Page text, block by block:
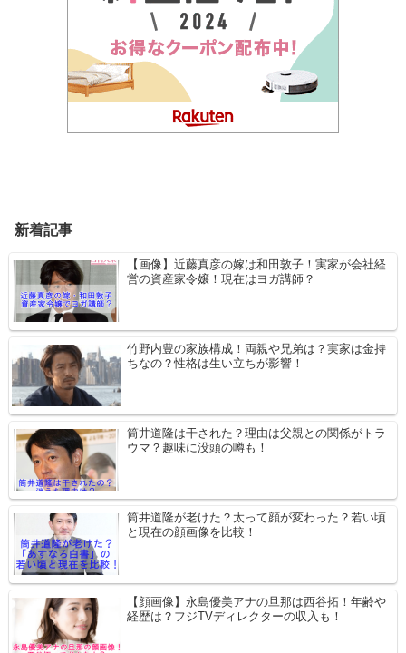
新着記事
【画像】近藤真彦の嫁は和田敦子！実家が会社経
営の資産家令嬢！現在はヨガ講師？
竹野内豊の家族構成！両親や兄弟は？実家は金持
ちなの？性格は生い立ちが影響！
筒井道隆は干された？理由は父親との関係がトラ
ウマ？趣味に没頭の噂も！
筒井道隆が老けた？太って顔が変わった？若い頃
と現在の顔画像を比較！
【顔画像】永島優美アナの旦那は西谷拓！年齢や
経歴は？フジTVディレクターの収入も！